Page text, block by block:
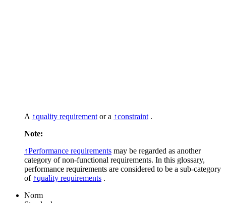
A ↑quality requirement or a ↑constraint .
Note:
↑Performance requirements may be regarded as another
category of non-functional requirements. In this glossary,
performance requirements are considered to be a sub-category
of ↑quality requirements .
Norm